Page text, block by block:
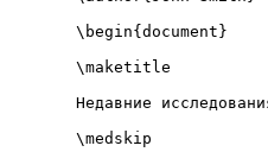
\begin{ document }
\maketitle
Недавние
\medskip